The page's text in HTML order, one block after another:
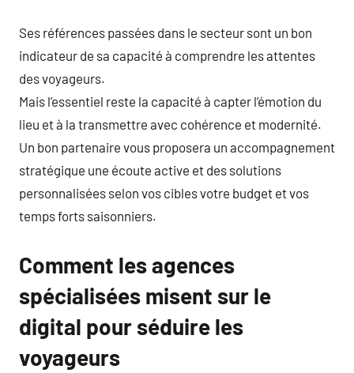
Ses références passées dans le secteur sont un bon
indicateur de sa capacité à comprendre les attentes
des voyageurs.
Mais l’essentiel reste la capacité à capter l’émotion du
lieu et à la transmettre avec cohérence et modernité.
Un bon partenaire vous proposera un accompagnement
stratégique une écoute active et des solutions
personnalisées selon vos cibles votre budget et vos
temps forts saisonniers.
Comment les agences
spécialisées misent sur le
digital pour séduire les
voyageurs